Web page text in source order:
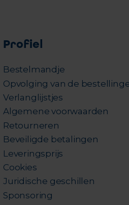
Profiel
Bestelmandje
Opvolging van de
Verlanglijstjes
Algemene voorwaarden
Retourneren
Beveiligde betalingen
Leveringsprijs
Cookies
Juridische geschillen
Sponsoring